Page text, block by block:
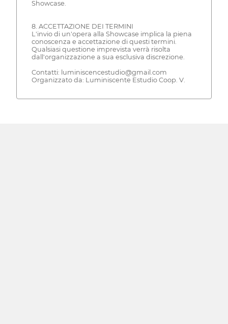
Showcase.
8. ACCETTAZIONE DEI TERMINI
L'invio di un'opera alla Showcase implica la piena
conoscenza e accettazione di questi termini.
Qualsiasi questione imprevista verrà risolta
dall'organizzazione a sua esclusiva discrezione.
Contatti: luminiscencestudio@gmail.com
Organizzato da: Luminiscente Estudio Coop. V.